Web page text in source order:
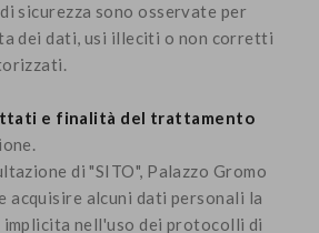
sicurezza sono osservate per
dei dati, usi illeciti o non corretti
e finalità del trattamento
di "SITO", Palazzo Gromo
acquisire alcuni dati personali la
implicita nell'uso dei protocolli di